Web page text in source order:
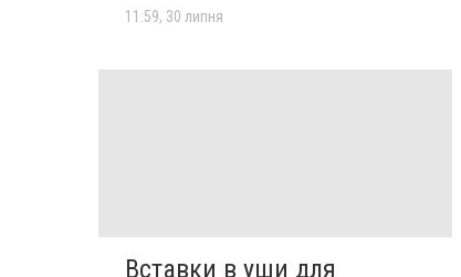
11:59, 30 липня
Вставки в уши для